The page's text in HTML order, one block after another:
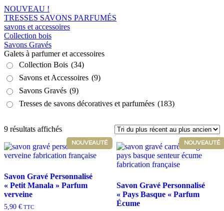
NOUVEAU !
TRESSES SAVONS PARFUMÉS
savons et accessoires
Collection bois
Savons Gravés
Galets à parfumer et accessoires
Collection Bois (34)
Savons et Accessoires (9)
Savons Gravés (9)
Tresses de savons décoratives et parfumées (183)
9 résultats affichésTrié
du
plus
récent
plus
ancien
NOUVEAUTÉ
Savon Gravé Personnalisé
« Petit Manala » Parfum
verveine
5,90 € TTC
NOUVEAUTÉ
Savon Gravé Personnalisé
« Pays Basque « Parfum
Écume